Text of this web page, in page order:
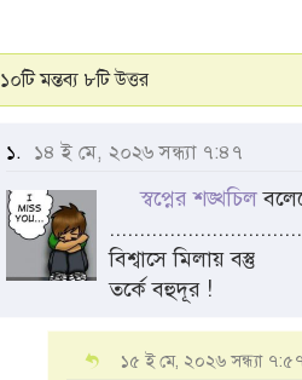
১০টি মন্তব্য ৮টি উত্তর
১. ১৪ ই মে, ২০২৬ সন্ধ্যা ৭:৪৭
স্বপ্নের শঙ্খচিল
বিশ্বাসে মিলায় বস্তু
তর্কে বহুদূর !
১৫ ই মে, ২০২৬ সন্ধ্যা